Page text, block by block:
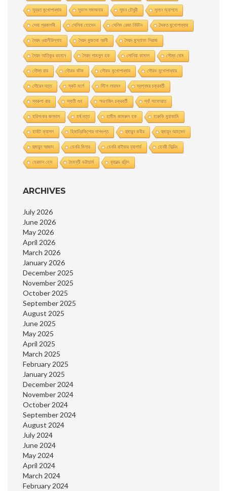
সুব্রত মুখোপাধ্যায় সুভাস সমাজদার সুমন চৌধুরী সুসান অ্যাশলে
সেবা প্রকাশনী সেলিনা হােসেন সেলিম রেজা নিউটন সৈকত মুখোপাধ্যায়
সৈয়দ ওয়ালীউল্লাহ সৈয়দ মুজতবা আলী সৈয়দ মুস্তাফা সিরাজ
সৈয়দ আতিকুর রহমান সৈয়দ শামসুল হক সোনিয়া কামাল সৌম্য ঘােষ
সৌম্য রায় সৌরভ ঘটক সৌরভ মুখােপাধ্যায় সৌরভ মুখোপাধ্যায়
সৌরেন দত্ত স্কট মর্লে স্টিগ লারসন স্বপ্নময় চক্রবর্তী
স্বরুপা রায় স্বাতী গুহ স্মরণজিৎ চক্রবর্তী স্যাঁ সাফোয়াত
হরিশংকর জলদাস হর্ষ দত্ত হামীম কামরুল হক হারুকি মুরাকামি
হার্বাট ক্যাসল হিমাদ্রিকিশাের দাশগুপ্ত হুমায়ুন কবীর হুমায়ূন আহমেদ
হুমায়ুন আজাদ হেনরি মিলার হেনরি রাইডার হ্যাগার্ড হেনরী ফিল্ডিং
হেরমান হেস হৈমন্তী ভট্টাচার্য হ্যারল্ড রবিন্স
ARCHIVES
July 2026
June 2026
May 2026
April 2026
March 2026
January 2026
December 2025
November 2025
October 2025
September 2025
August 2025
June 2025
May 2025
April 2025
March 2025
February 2025
January 2025
December 2024
November 2024
October 2024
September 2024
August 2024
July 2024
June 2024
May 2024
April 2024
March 2024
February 2024